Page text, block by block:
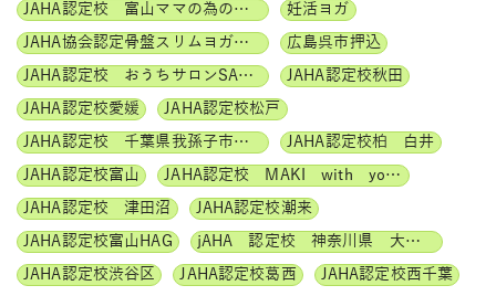
JAHA認定校 富山ママの為の美活ヨガwithベビー
妊活ヨガ
JAHA協会認定骨盤スリムヨガ養成講座
広島呉市押込
JAHA認定校 おうちサロンSATINE
JAHA認定校秋田
JAHA認定校愛媛
JAHA認定校松戸
JAHA認定校 千葉県我孫子市 サロンShima Shima
JAHA認定校柏 白井
JAHA認定校富山
JAHA認定校 MAKI with yoga
JAHA認定校 津田沼
JAHA認定校潮来
JAHA認定校富山HAG
jAHA 認定校 神奈川県 大和 Smilr Yoga
JAHA認定校渋谷区
JAHA認定校葛西
JAHA認定校西千葉